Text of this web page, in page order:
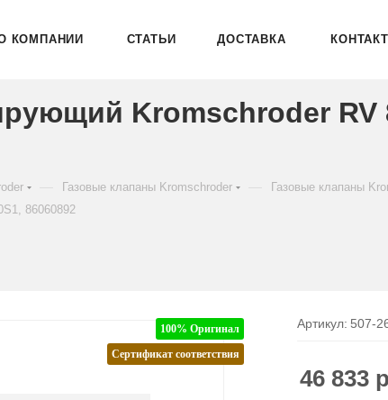
КОМПАНИИ СТАТЬИ ДОСТАВКА
Kromschroder RV
Газовые клапаны Kromschroder Газовые клапаны
86060892
100% Оригинал
Сертификат соответствия
Артикул: 507-
46 833